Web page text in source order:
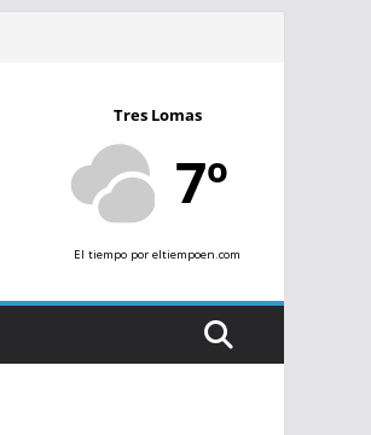
Tres Lomas
7º
El tiempo por eltiempoen.com